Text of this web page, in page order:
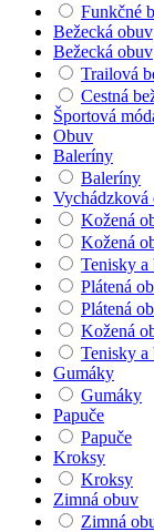
Funkčné
Bežecká obuv
Bežecká obuv
Trailová
Cestná
Športová
Obuv
Baleríny
Baleríny
Vychádzková
Kožená
Kožená
Tenisky a
Plátená
Plátená
Kožená
Tenisky a
Gumáky
Gumáky
Papuče
Papuče
Kroksy
Kroksy
Zimná obuv
Zimná